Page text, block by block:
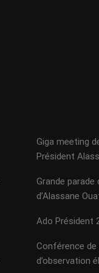
Giga meeting
Président
Grande
d’Alassane
Ado Président
Conférence de
d’observation